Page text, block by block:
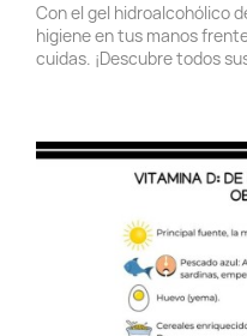
Con el gel hidroalcohólico
higiene en tus manos
cuidas. ¡Descubre todos